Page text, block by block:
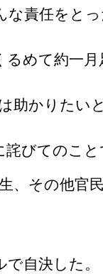
責任をと
めて約一
助かりたい
びてのこ
、その他
自決した。